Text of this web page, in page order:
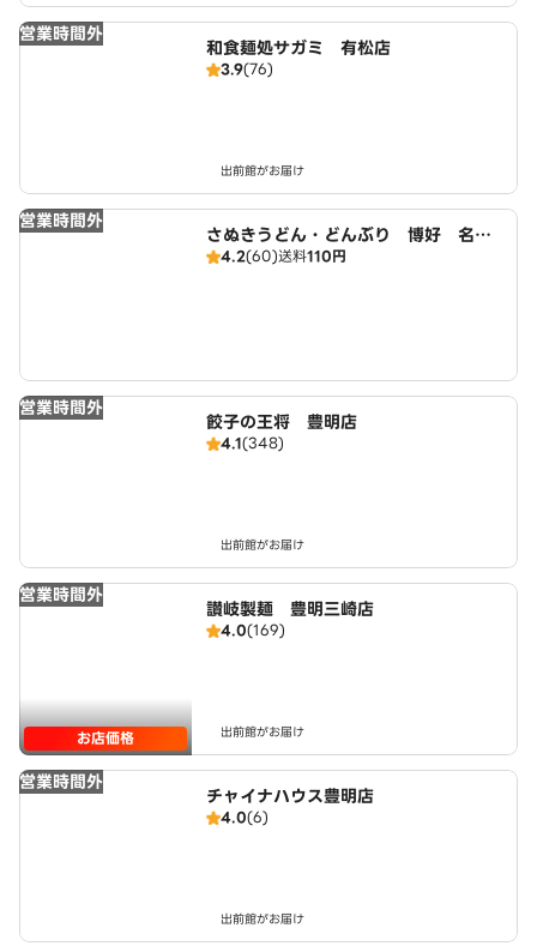
営業時間外
和食麺処サガミ 有松店
3.9(76)
出前館がお届け
営業時間外
さぬきうどん・どんぶり 博好 名古
屋緑店
4.2(60)送料110円
営業時間外
餃子の王将 豊明店
4.1(348)
出前館がお届け
営業時間外
お店価格
讃岐製麺 豊明三崎店
4.0(169)
出前館がお届け
営業時間外
チャイナハウス豊明店
4.0(6)
出前館がお届け